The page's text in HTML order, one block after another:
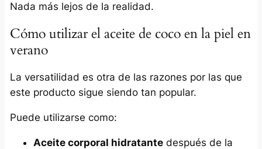
Nada más lejos de la realidad.
Cómo utilizar el aceite de coco en la piel en
verano
La versatilidad es otra de las razones por las que
este producto sigue siendo tan popular.
Puede utilizarse como:
Aceite corporal hidratantedespués de la